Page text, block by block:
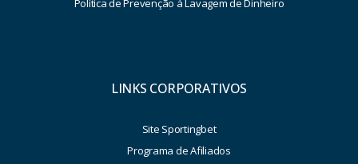
Política de Prevenção à Lavagem de Dinheiro
LINKS CORPORATIVOS
Site Sportingbet
Programa de Afiliados